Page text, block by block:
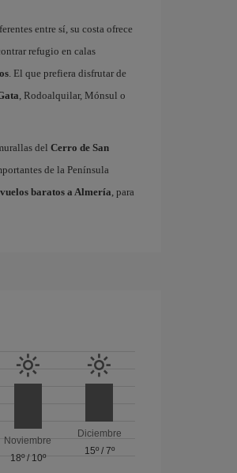
entre sí, su costa ofrece
refugio en calas
. El que prefiera disfrutar de
, Rodoalquilar, Mónsul o
del Cerro de San
de la Península
vuelos baratos a Almería, para
Noviembre
18º/ 10º
Diciembre
15º/ 7º